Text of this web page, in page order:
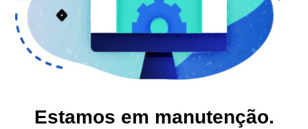
Estamos em manutenção.